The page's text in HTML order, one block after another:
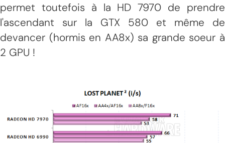
permet toutefois à la HD 7970 de prendre
l'ascendant sur la GTX 580 et même de
devancer (hormis en AA8x) sa grande soeur à
2 GPU !